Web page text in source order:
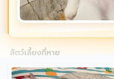
สัตว์เลี้ยงที่หาย